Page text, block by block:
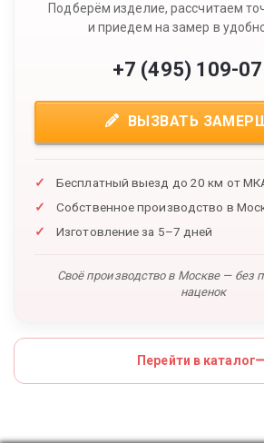
Подберём изделие, рассчитаем
и приедем на замер в
+7 (495) 109-
ВЫЗВАТЬ
Бесплатный выезд до 20 км от
Собственное производство в
Изготовление за 5–7 дней
Своё производство в Москве — без
наценок
Перейти в каталог